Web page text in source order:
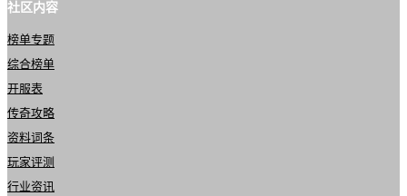
社区内容
榜单专题
综合榜单
开服表
传奇攻略
资料词条
玩家评测
行业资讯